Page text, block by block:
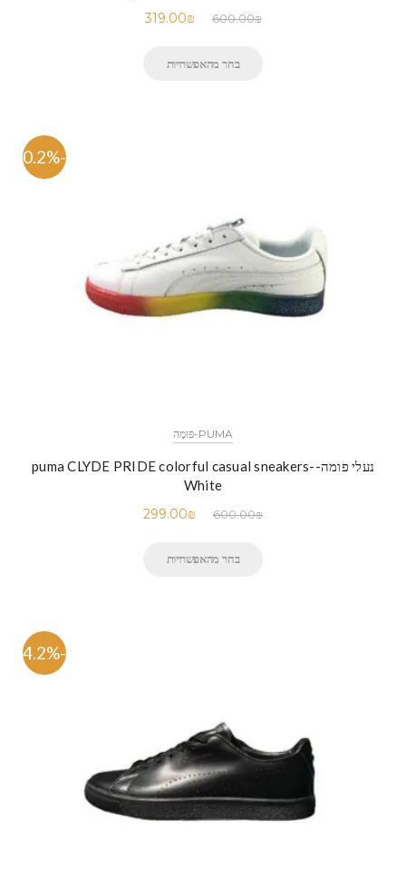
600.00₪
319.00₪
בחר מהאפשרויות
-50.2%
PUMA-פּוּמָה
נעלי פומה-puma CLYDE PRIDE colorful casual sneakers-
White
600.00₪
299.00₪
בחר מהאפשרויות
-44.2%